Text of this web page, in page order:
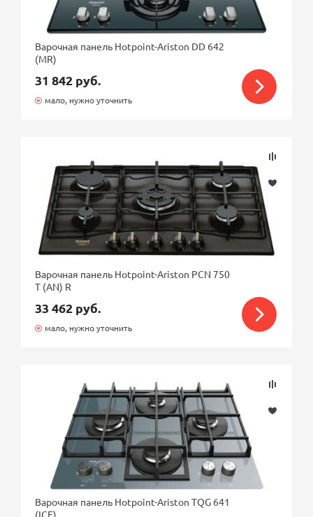
Варочная панель Hotpoint-Ariston DD 642
(MR)
31 842 руб.
мало, нужно уточнить
Варочная панель Hotpoint-Ariston PCN 750
T (AN) R
33 462 руб.
мало, нужно уточнить
Варочная панель Hotpoint-Ariston TQG 641
(ICE)